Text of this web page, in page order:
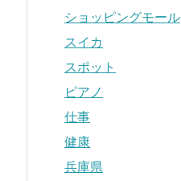
ショッピングモール
スイカ
スポット
ピアノ
仕事
健康
兵庫県